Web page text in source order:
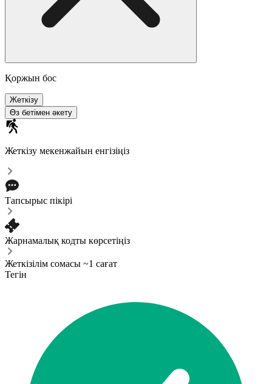
Қоржын бос
Жеткізу
Өз бетімен әкету
Жеткізу мекенжайын енгізіңіз
Тапсырыс пікірі
Жарнамалық кодты көрсетіңіз
Жеткізілім сомасы ~1 сағат
Тегін